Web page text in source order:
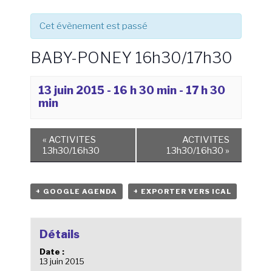
Cet évènement est passé
BABY-PONEY 16h30/17h30
13 juin 2015 - 16 h 30 min - 17 h 30
min
« ACTIVITES
13h30/16h30
ACTIVITES
13h30/16h30 »
+ GOOGLE AGENDA + EXPORTER VERS ICAL
Détails
Date :
13 juin 2015